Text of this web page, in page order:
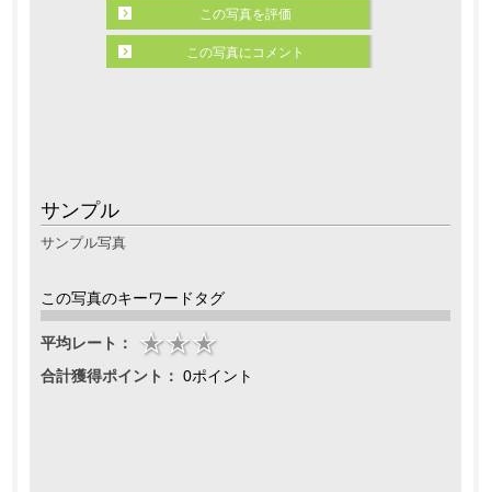
サンプル
サンプル写真
この写真のキーワードタグ
平均レート：
合計獲得ポイント： 0ポイント
この写真を評価
この写真にコメント